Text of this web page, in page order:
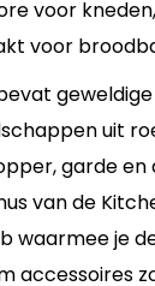
voor
voor
geweldige
uit
garde en
van de
waarmee je
accessoires